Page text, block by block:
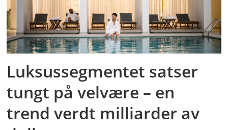
Luksussegmentet satser
tungt på velvære – en
trend verdt milliarder av